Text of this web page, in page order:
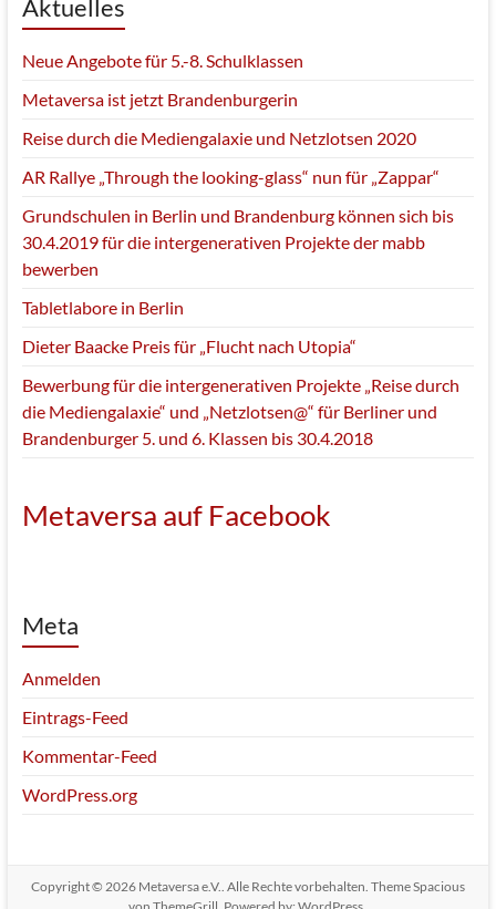
Aktuelles
Neue Angebote für 5.-8. Schulklassen
Metaversa ist jetzt Brandenburgerin
Reise durch die Mediengalaxie und Netzlotsen 2020
AR Rallye „Through the looking-glass“ nun für „Zappar“
Grundschulen in Berlin und Brandenburg können sich bis
30.4.2019 für die intergenerativen Projekte der mabb
bewerben
Tabletlabore in Berlin
Dieter Baacke Preis für „Flucht nach Utopia“
Bewerbung für die intergenerativen Projekte „Reise durch
die Mediengalaxie“ und „Netzlotsen@“ für Berliner und
Brandenburger 5. und 6. Klassen bis 30.4.2018
Metaversa auf Facebook
Meta
Anmelden
Eintrags-Feed
Kommentar-Feed
WordPress.org
Copyright © 2026 Metaversa e.V.. Alle Rechte vorbehalten. ThemeSpacious